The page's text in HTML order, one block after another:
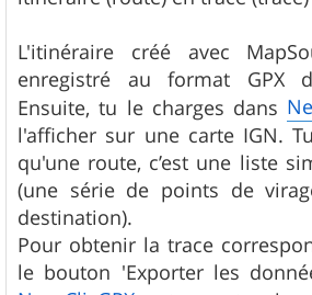
L'itinéraire créé avec
enregistré au format GPX
Ensuite, tu le charges dans
l'afficher sur une carte IGN.
qu'une route, c’est une liste
(une série de points de
destination).
Pour obtenir la trace
le bouton 'Exporter les